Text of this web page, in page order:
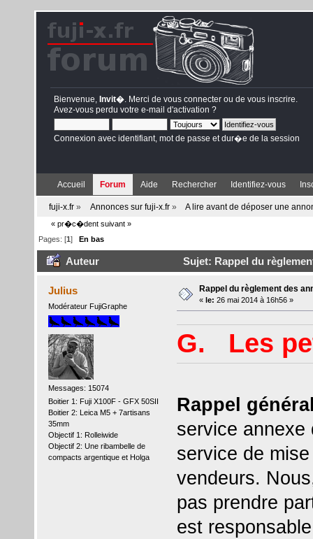
Bienvenue, Invit� . Merci de vous connecter ou de vous inscrire
Avez-vous perdu votre e-mail d'activation ?
Connexion avec identifiant, mot de passe et dur�e de la session
Accueil Forum Aide Rechercher Identifiez-vous
fuji-x.fr » Annonces sur fuji-x.fr» A lire avant de déposer une
« pr�c�dent suivant »
Pages: [1] En bas
Auteur Sujet: Rappel du
Julius
Modérateur FujiGraphe
Messages: 15074
Boitier 1: Fuji X100F - GFX 50SII
Boitier 2: Leica M5 + 7artisans
35mm
Objectif 1: Rolleiwide
Objectif 2: Une ribambelle de
compacts argentique et Holga
Rappel du règlement des
« le: 26 mai 2014 à 16h56 »
G. Les
Rappel
service annexe
service de
vendeurs.
pas prendre
est